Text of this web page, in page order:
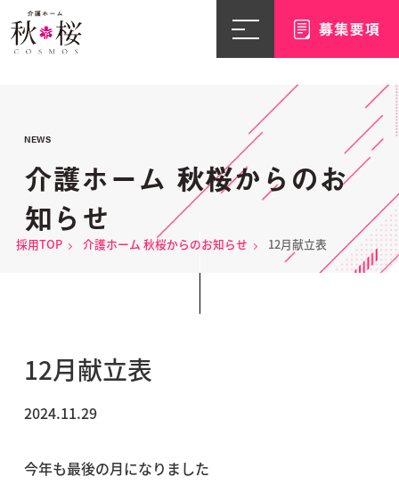
NEWS
介護ホーム 秋桜からのお
知らせ
採用TOP 介護ホーム 秋桜からのお知らせ 12月献立表
12月献立表
2024.11.29
今年も最後の月になりました